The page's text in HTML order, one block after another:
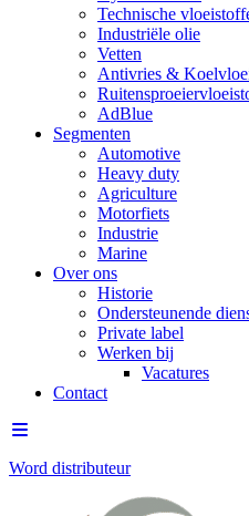
Technische
Industriële olie
Vetten
Antivries &
AdBlue
Segmenten
Automotive
Heavy duty
Agriculture
Motorfiets
Industrie
Marine
Over ons
Historie
Ondersteunende
Private label
Werken bij
Vacatures
Contact
Word distributeur